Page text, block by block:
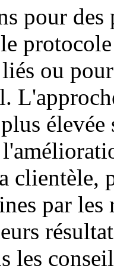
pour
ou
clientèle,
par les
les